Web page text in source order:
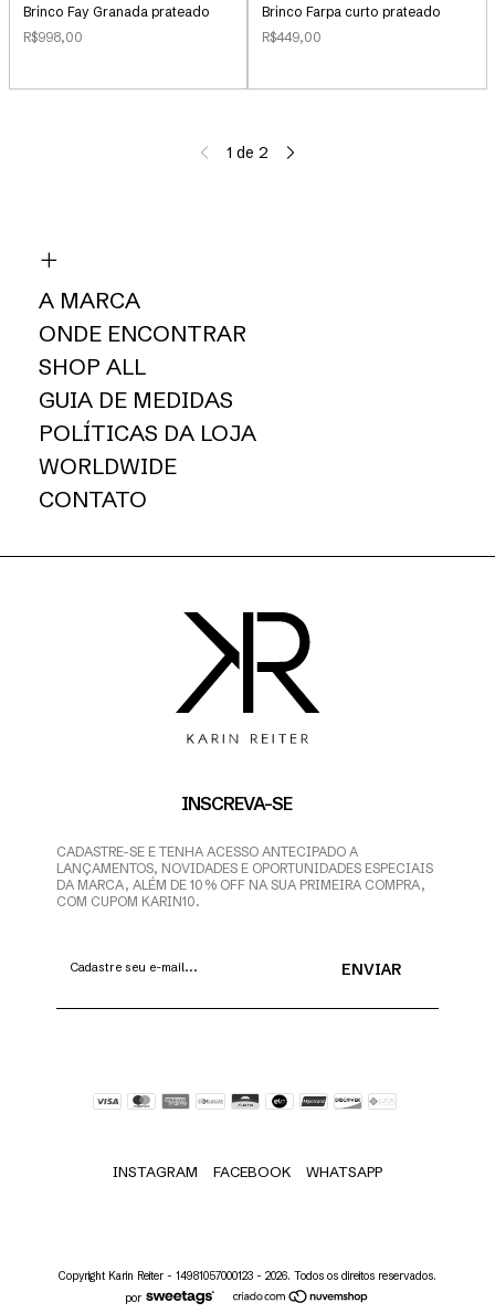
Brinco Fay Granada prateado
R$998,00
Brinco Farpa curto prateado
R$449,00
1 de 2
A MARCA
ONDE ENCONTRAR
SHOP ALL
GUIA DE MEDIDAS
POLÍTICAS DA LOJA
WORLDWIDE
CONTATO
INSCREVA-SE
CADASTRE-SE E TENHA ACESSO ANTECIPADO A
LANÇAMENTOS, NOVIDADES E OPORTUNIDADES ESPECIAIS
DA MARCA, ALÉM DE 10% OFF NA SUA PRIMEIRA COMPRA,
COM CUPOM KARIN10.
INSTAGRAM FACEBOOK WHATSAPP
Copyright Karin Reiter - 14981057000123 - 2026. Todos os direitos reservados.
por